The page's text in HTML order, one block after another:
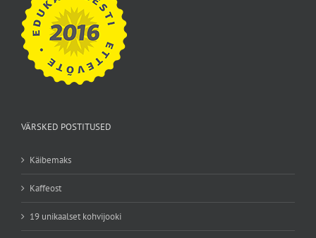
VÄRSKED POSTITUSED
Käibemaks
Kaffeost
19 unikaalset kohvijooki